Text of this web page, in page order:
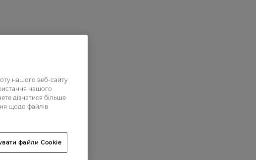
нашого веб-сайту
нашого
дізнатися більше
щодо файлів
файли Cookie